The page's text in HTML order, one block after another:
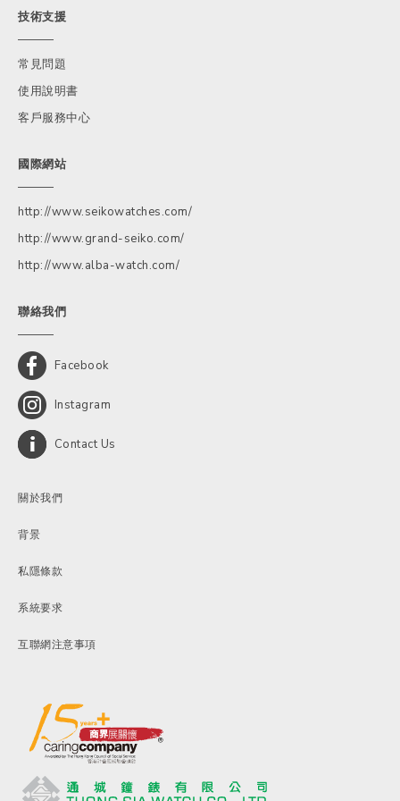
技術支援
常見問題
使用說明書
客戶服務中心
國際網站
http://www.seikowatches.com/
http://www.grand-seiko.com/
http://www.alba-watch.com/
聯絡我們
Facebook
Instagram
Contact Us
關於我們
背景
私隱條款
系統要求
互聯網注意事項